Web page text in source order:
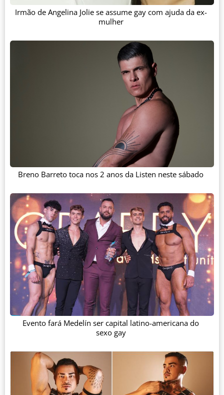
Irmão de Angelina Jolie se assume gay com ajuda da ex-
mulher
Breno Barreto toca nos 2 anos da Listen neste sábado
Evento fará Medelín ser capital latino-americana do
sexo gay